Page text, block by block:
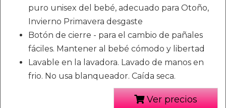
puro unisex del bebé, adecuado para Otoño,
Invierno Primavera desgaste
Botón de cierre - para el cambio de pañales
fáciles. Mantener al bebé cómodo y libertad
Lavable en la lavadora. Lavado de manos en
frio. No usa blanqueador. Caída seca.
Ver precios